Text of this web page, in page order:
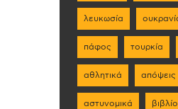
λευκωσία
πάφος τουρκία
αθλητικά απόψεις
αστυνομικά βιβλίο